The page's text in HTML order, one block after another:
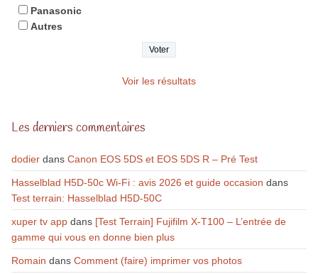
Panasonic
Autres
Voir les résultats
Les derniers commentaires
dodierdans Canon EOS 5DS et EOS 5DS R – Pré Test
Hasselblad H5D-50c Wi-Fi : avis 2026 et guide occasion dans
Test terrain: Hasselblad H5D-50C
xuper tv appdans [Test Terrain] Fujifilm X-T100 – L’entrée de
gamme qui vous en donne bien plus
Romain dans Comment (faire) imprimer vos photos